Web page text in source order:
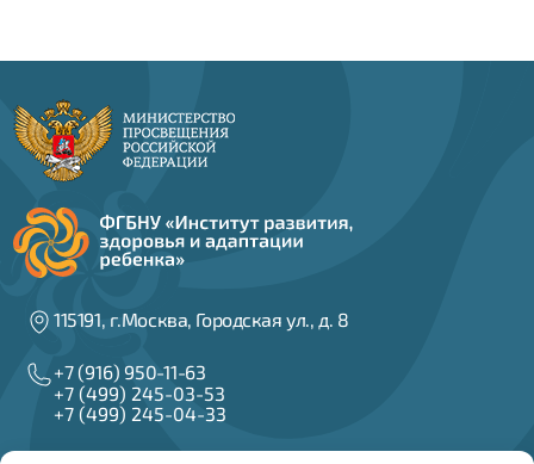
115191, г.Москва, Городская ул., д. 8
+7 (916) 950-11-63
+7 (499) 245-03-53
+7 (499) 245-04-33
info@irzar.ru